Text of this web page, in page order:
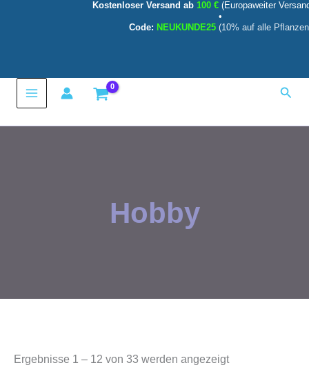
Kostenloser Versand ab 100 € (Europaweiter
•
Code: NEUKUNDE25 (10% auf alle
Main
Hobby
Ergebnisse 1 – 12 von 33 werden angezeigt